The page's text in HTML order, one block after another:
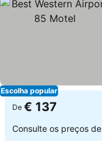
Escolha popular
De € 137
Consulte os preços de